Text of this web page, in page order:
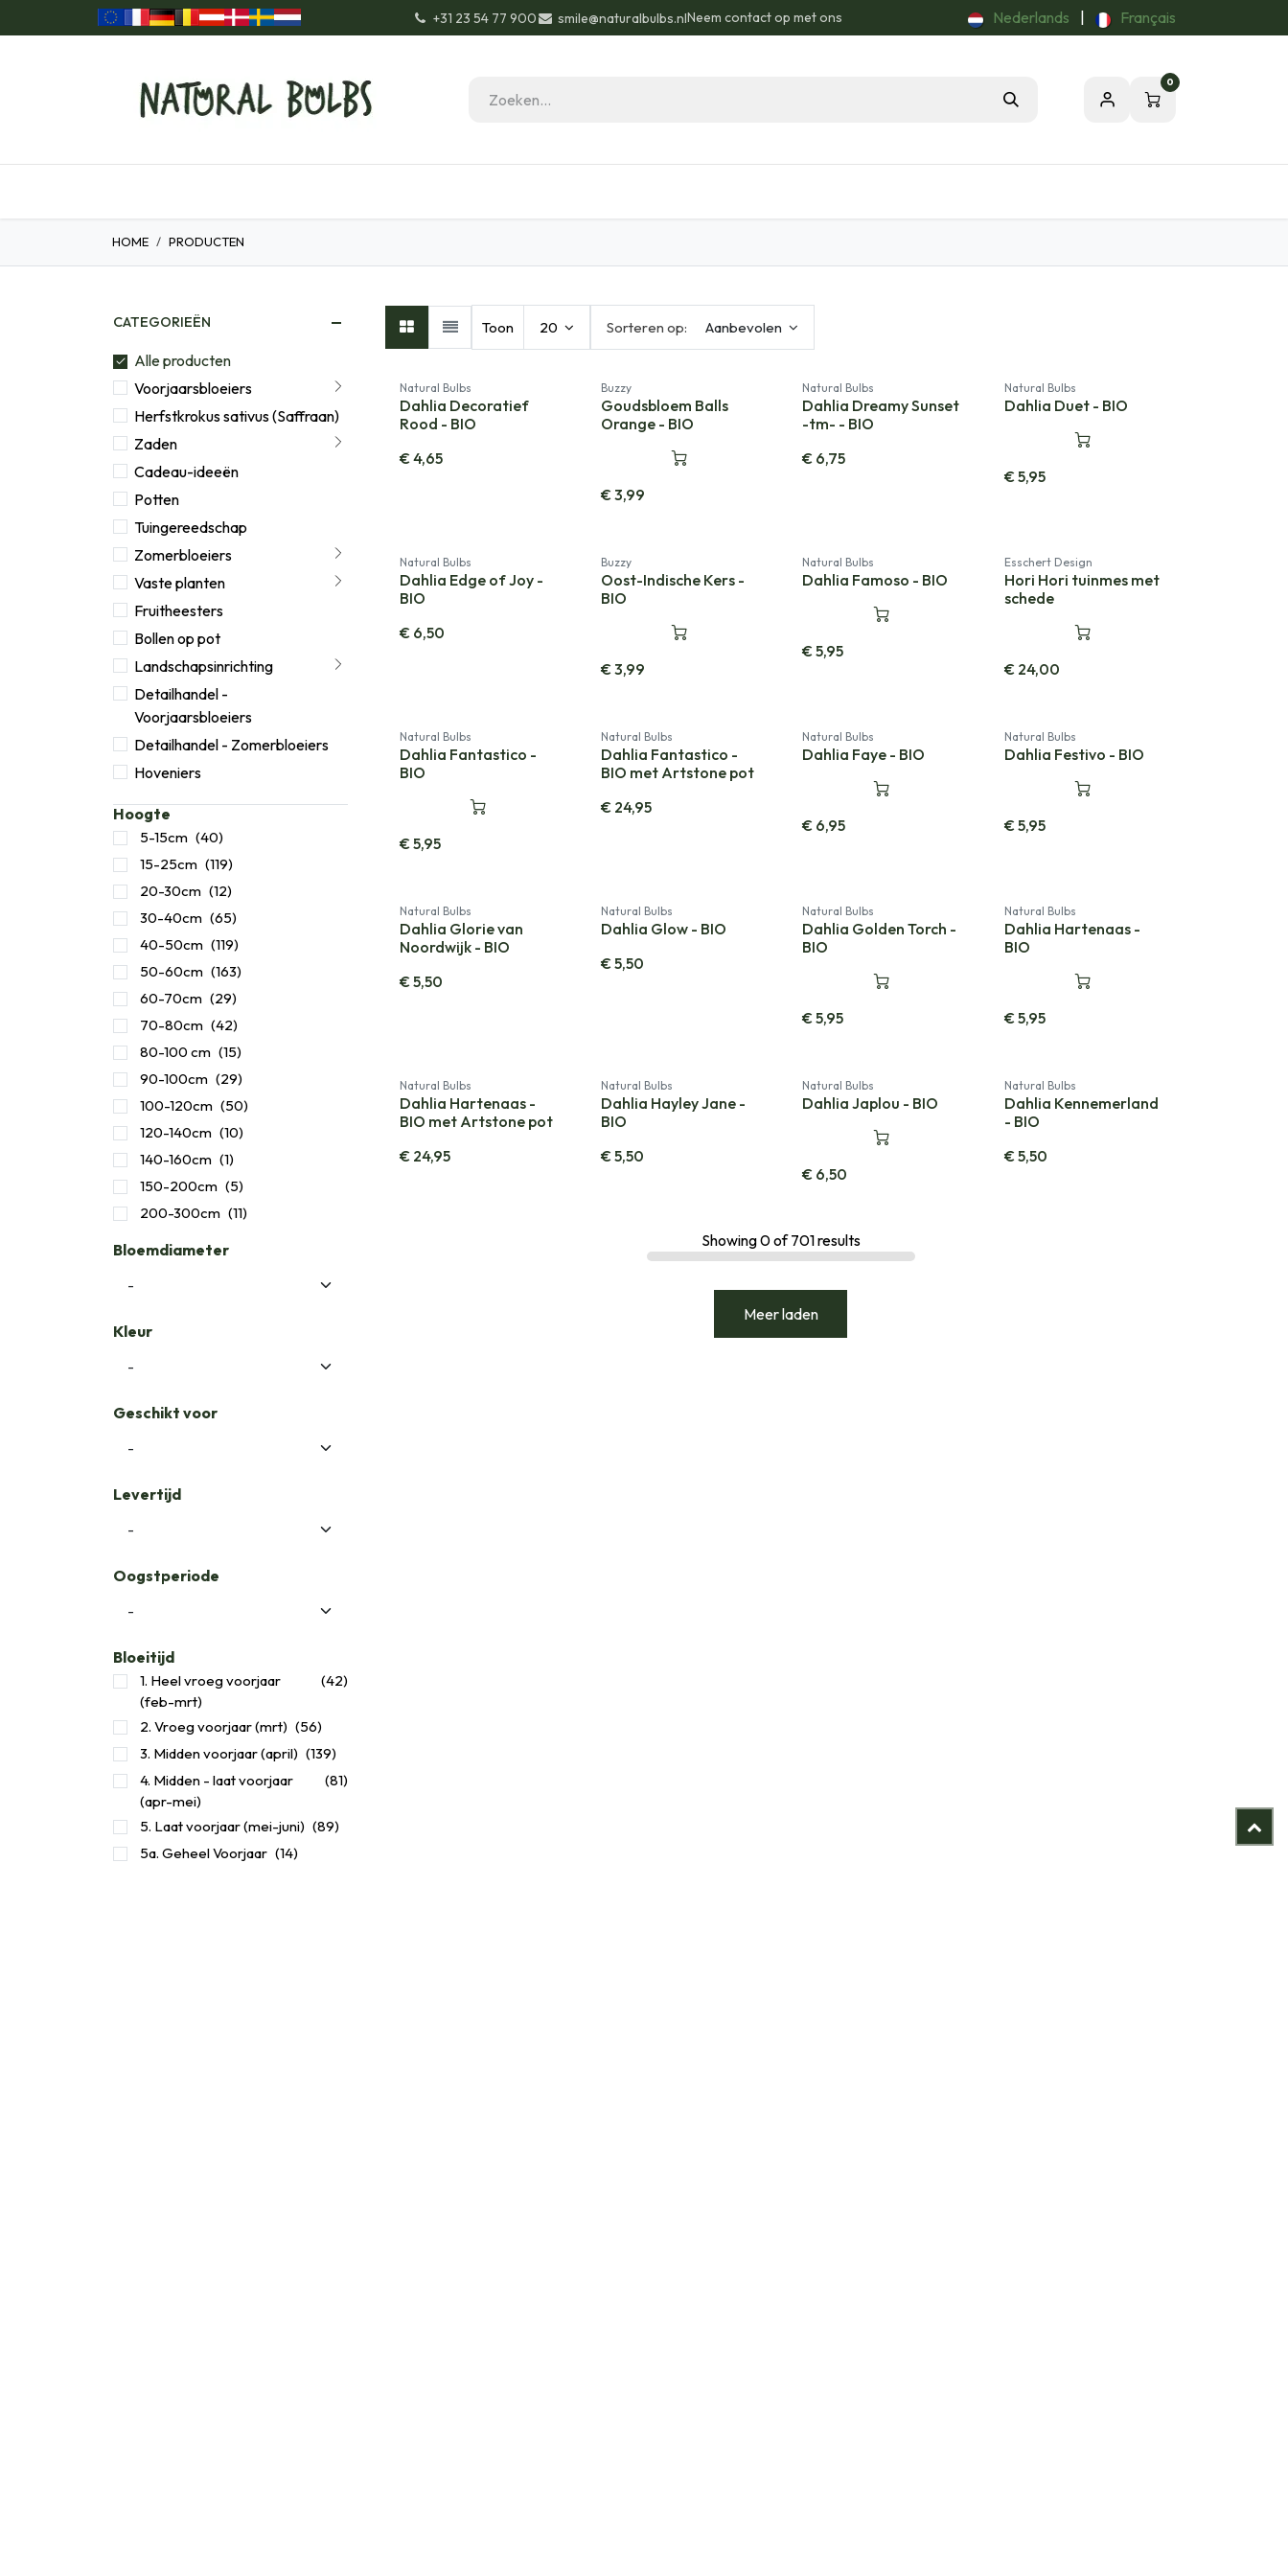
Overslaan naar inhoud +31 23 54 77 900 smile@naturalbulbs.nlNeem contact op met ons Nederlands Français
0
HOME PRODUCTEN
CATEGORIEËN
Alle producten
Voorjaarsbloeiers
Herfstkrokus sativus (Saffraan)
Zaden
Cadeau-ideeën
Potten
Tuingereedschap
Zomerbloeiers
Vaste planten
Fruitheesters
Bollen op pot
Landschapsinrichting
Detailhandel -
Voorjaarsbloeiers
Detailhandel - Zomerbloeiers
Hoveniers
Hoogte
5-15cm (40)
15-25cm (119)
20-30cm (12)
30-40cm (65)
40-50cm (119)
50-60cm (163)
60-70cm (29)
70-80cm (42)
80-100 cm (15)
90-100cm (29)
100-120cm (50)
​120-140cm (10)
140-160cm (1)
150-200cm (5)
200-300cm (11)
Bloemdiameter
Kleur
Geschikt voor
Levertijd
Oogstperiode
Bloeitijd
1. Heel vroeg voorjaar
(feb-mrt)
(42)
2. Vroeg voorjaar (mrt) (56)
3. Midden voorjaar (april) (139)
​4. Midden - laat voorjaar
(apr-mei)
(81)
5. Laat voorjaar (mei-juni) (89)
5a. Geheel Voorjaar (14)
Sorteren op: Aanbevolen
Toon 20
Natural Bulbs
Dahlia Decoratief
Rood - BIO
€4,65
Buzzy
Goudsbloem Balls
Orange - BIO
€3,99
Natural Bulbs
Dahlia Dreamy Sunset
-tm- - BIO
€ 6,75
Natural Bulbs
Dahlia Duet - BIO
€5,95
Natural Bulbs
Dahlia Edge of Joy -
BIO
€ 6,50
Buzzy
Oost-Indische Kers -
BIO
€3,99
Nieuw!
Natural Bulbs
Dahlia Famoso - BIO
€5,95
Esschert Design
Hori Hori tuinmes met
schede
€ 24,00
Natural Bulbs
Dahlia Fantastico -
BIO
€5,95
Natural Bulbs
Dahlia Fantastico -
BIO met Artstone pot
€ 24,95
Natural Bulbs
Dahlia Faye - BIO
€ 6,95
Natural Bulbs
Dahlia Festivo - BIO
€5,95
Natural Bulbs
Dahlia Glorie van
Noordwijk - BIO
€5,50
Natural Bulbs
Dahlia Glow - BIO
€5,50
Natural Bulbs
Dahlia Golden Torch -
BIO
€5,95
Natural Bulbs
Dahlia Hartenaas -
BIO
€5,95
Natural Bulbs
Dahlia Hartenaas -
BIO met Artstone pot
€ 24,95
Natural Bulbs
Dahlia Hayley Jane -
BIO
€5,50
Natural Bulbs
Dahlia Japlou - BIO
€ 6,50
Natural Bulbs
Dahlia Kennemerland
- BIO
€5,50
Showing0of701results
Meer laden